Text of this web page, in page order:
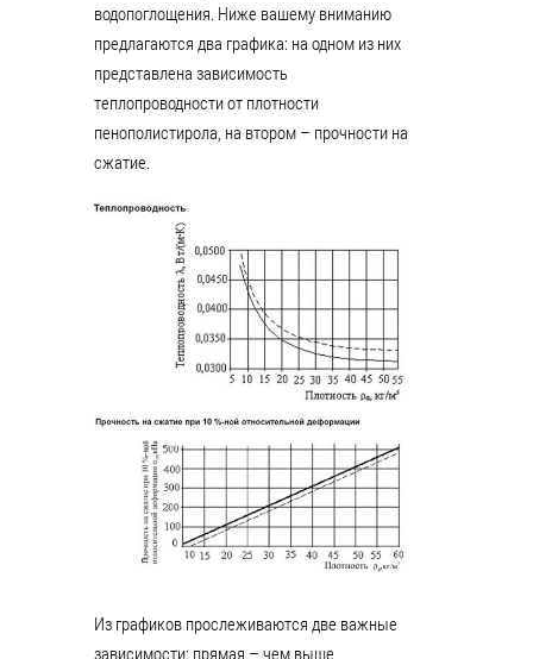
водопоглощения. Ниже вашему вниманию
предлагаются два графика: на одном из них
представлена зависимость
теплопроводности от плотности
пенополистирола, на втором – прочности на
сжатие.
Из графиков прослеживаются две важные
зависимости: прямая – чем выше